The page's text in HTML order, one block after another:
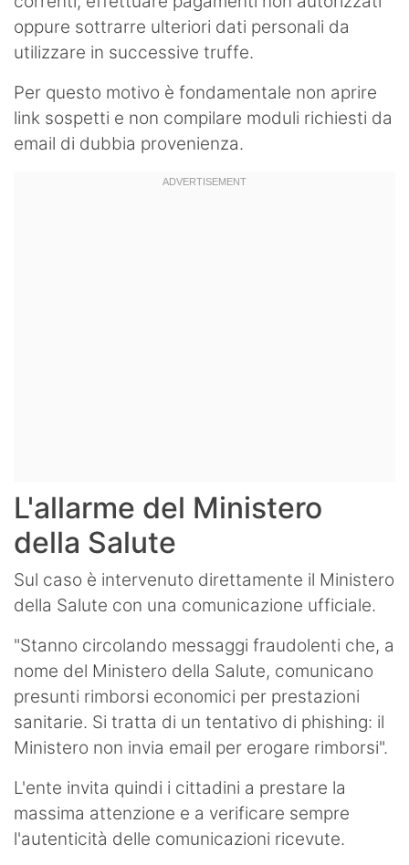
oppure sottrarre ulteriori dati personali da
utilizzare in successive truffe.
Per questo motivo è fondamentale non aprire
link sospetti e non compilare moduli richiesti da
email di dubbia provenienza.
L'allarme del Ministero
della Salute
Sul caso è intervenuto direttamente il Ministero
della Salute con una comunicazione ufficiale.
"Stanno circolando messaggi fraudolenti che, a
nome del Ministero della Salute, comunicano
presunti rimborsi economici per prestazioni
sanitarie. Si tratta di un tentativo di phishing: il
Ministero non invia email per erogare rimborsi".
L'ente invita quindi i cittadini a prestare la
massima attenzione e a verificare sempre
l'autenticità delle comunicazioni ricevute.